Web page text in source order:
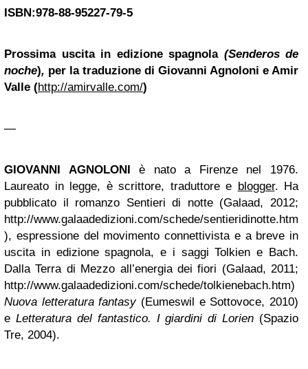
ISBN:978-88-95227-79-5
Prossima uscita in edizione spagnola (Senderos de
noche), per la traduzione di Giovanni Agnoloni e Amir
Valle (http://amirvalle.com/)
—
GIOVANNI AGNOLONI è nato a Firenze nel 1976.
Laureato in legge, è scrittore, traduttore e blogger. Ha
pubblicato il romanzo Sentieri di notte (Galaad, 2012;
http://www.galaadedizioni.com/schede/sentieridinotte.htm
), espressione del movimento connettivista e a breve in
uscita in edizione spagnola, e i saggi Tolkien e Bach.
Dalla Terra di Mezzo all’energia dei fiori (Galaad, 2011;
http://www.galaadedizioni.com/schede/tolkienebach.htm)
Nuova letteratura fantasy(Eumeswil e Sottovoce, 2010)
e Letteratura del fantastico. I giardini di Lorien (Spazio
Tre, 2004).